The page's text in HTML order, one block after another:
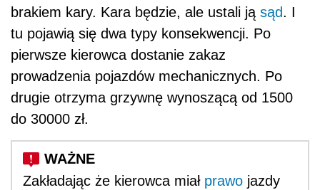
brakiem kary. Kara będzie, ale ustali ją sąd. I
tu pojawią się dwa typy konsekwencji. Po
pierwsze kierowca dostanie zakaz
prowadzenia pojazdów mechanicznych. Po
drugie otrzyma grzywnę wynoszącą od 1500
do 30000 zł.
Zakładając że kierowca miał prawo jazdy